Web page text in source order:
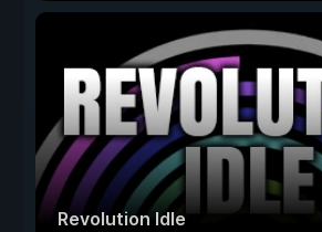
Revolution Idle